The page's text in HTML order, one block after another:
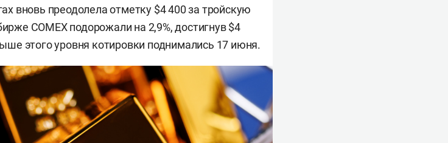
вновь преодолела отметку $4 400 за тройскую
COMEX подорожали на 2,9%, достигнув $4
этого уровня котировки поднимались 17 июня.